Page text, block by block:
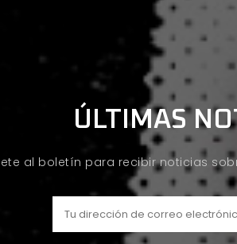
ÚLTIMAS
al boletín para recibir noticias